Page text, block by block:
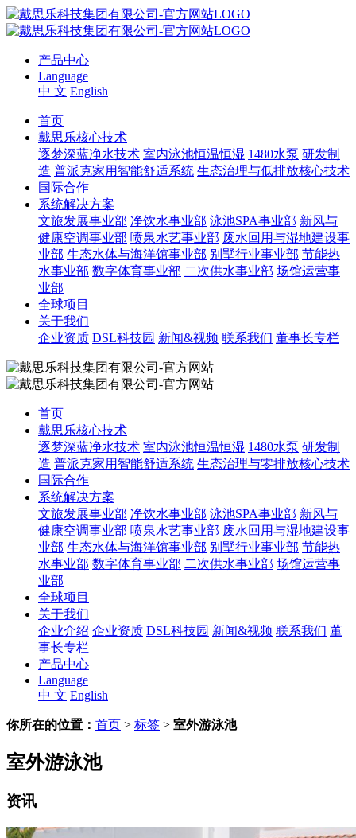
产品中心
Language
中 文 English
首页
戴思乐核心技术
逐梦深蓝净水技术 室内泳池恒温恒湿 1480水泵 研发制
造 普派克家用智能舒适系统 生态治理与低排放核心技术
国际合作
系统解决方案
文旅发展事业部 净饮水事业部 泳池SPA事业部 新风与
健康空调事业部 喷泉水艺事业部 废水回用与湿地建设事
业部 生态水体与海洋馆事业部 别墅行业事业部 节能热
水事业部 数字体育事业部 二次供水事业部 场馆运营事
业部
全球项目
关于我们
企业资质 DSL科技园 新闻&视频 联系我们 董事长专栏
首页
戴思乐核心技术
逐梦深蓝净水技术 室内泳池恒温恒湿 1480水泵 研发制
造 普派克家用智能舒适系统 生态治理与零排放核心技术
国际合作
系统解决方案
文旅发展事业部 净饮水事业部 泳池SPA事业部 新风与
健康空调事业部 喷泉水艺事业部 废水回用与湿地建设事
业部 生态水体与海洋馆事业部 别墅行业事业部 节能热
水事业部 数字体育事业部 二次供水事业部 场馆运营事
业部
全球项目
关于我们
企业介绍 企业资质 DSL科技园 新闻&视频 联系我们 董
事长专栏
产品中心
Language
中 文 English
你所在的位置： 首页 > 标签 > 室外游泳池
室外游泳池
资讯